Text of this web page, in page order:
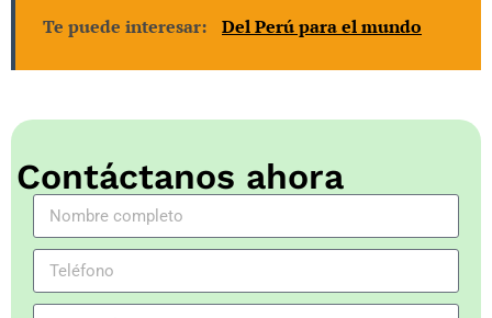
Te puede interesar: Del Perú para el mundo
Contáctanos ahora